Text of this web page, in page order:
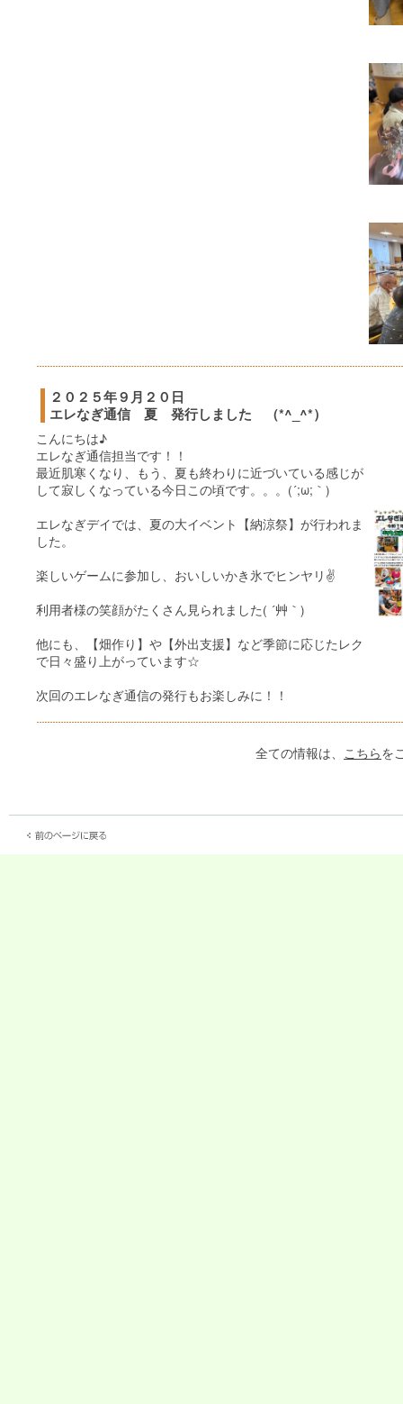
２０２５年９月２０日
エレなぎ通信 夏 発行しました （*^_^*）
こんにちは♪
エレなぎ通信担当です！！
最近肌寒くなり、もう、夏も終わりに近づいている感じが
して寂しくなっている今日この頃です。。。(´;ω;｀)
エレなぎデイでは、夏の大イベント【納涼祭】が行われま
した。
楽しいゲームに参加し、おいしいかき氷でヒンヤリ✌
利用者様の笑顔がたくさん見られました( ´艸｀)
他にも、【畑作り】や【外出支援】など季節に応じたレク
で日々盛り上がっています☆
次回のエレなぎ通信の発行もお楽しみに！！
全ての情報は、 こちらを